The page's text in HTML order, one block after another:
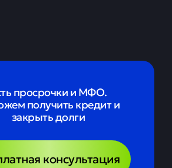
просрочки и МФО.
получить кредит и
закрыть долги
консультация